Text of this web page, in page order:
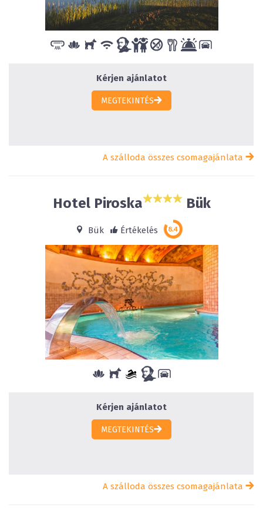
Kérjen ajánlatot
MEGTEKINTÉS
A szálloda összes csomagajánlata
Hotel Piroska Bük
Bük Értékelés
Kérjen ajánlatot
MEGTEKINTÉS
A szálloda összes csomagajánlata